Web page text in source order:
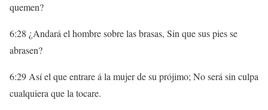
quemen?
6:28 ¿Andará el hombre sobre las brasas, Sin que sus pies se
abrasen?
6:29 Así el que entrare á la mujer de su prójimo; No será sin culpa
cualquiera que la tocare.